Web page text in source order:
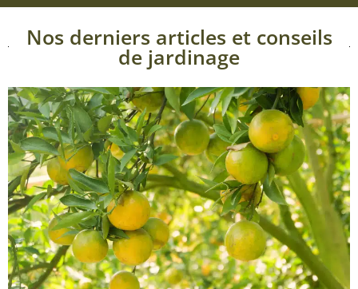
Nos derniers articles et conseils
de jardinage